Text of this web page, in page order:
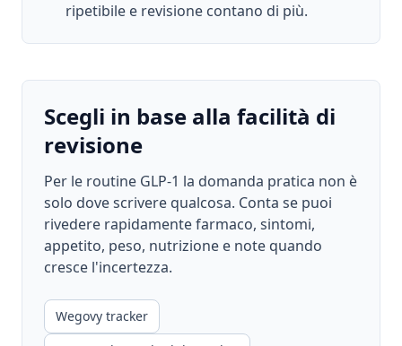
ripetibile e revisione contano di più.
Scegli in base alla facilità di
revisione
Per le routine GLP-1 la domanda pratica non è
solo dove scrivere qualcosa. Conta se puoi
rivedere rapidamente farmaco, sintomi,
appetito, peso, nutrizione e note quando
cresce l'incertezza.
Wegovy tracker